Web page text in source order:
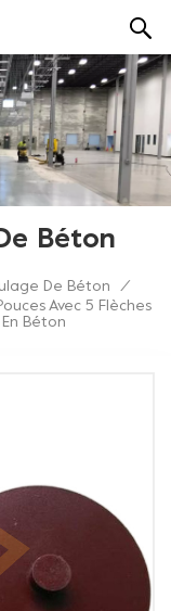
Béton
De Béton
/
Avec 5 Flèches
Béton